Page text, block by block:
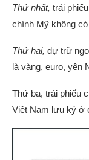
Thứ nhất, trái
chính Mỹ không
Thứ hai, dự trữ
là vàng, euro, yên
Thứ ba, trái phiếu
Việt Nam lưu ký ở